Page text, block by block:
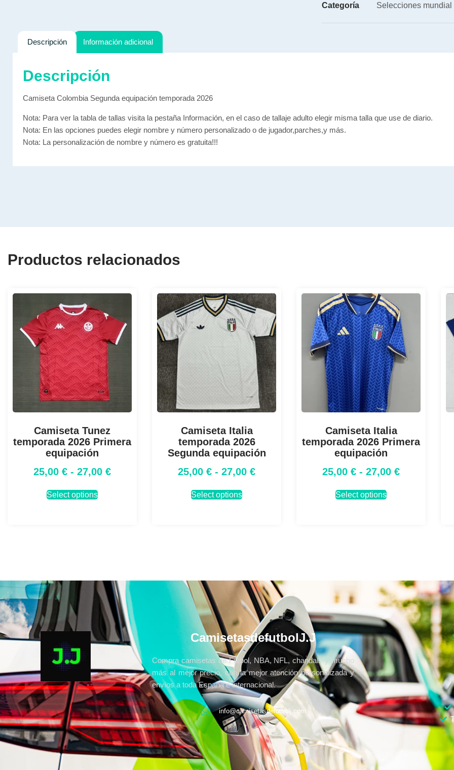
Categoría
Selecciones
Descripción Información adicional
Descripción
Camiseta Colombia Segunda equipación temporada 2026
Nota: Para ver la tabla de tallas visita la pestaña Información, en el caso de tallaje adulto elegir misma talla que use de diario.
Nota: En las opciones puedes elegir nombre y número personalizado o de jugador,parches,y más.
Nota: La personalización de nombre y número es gratuita!!!
Productos relacionados
Camiseta Tunez
temporada 2026 Primera
equipación
25,00 € - 27,00 €
Select options
Camiseta Italia
temporada 2026
Segunda equipación
25,00 € - 27,00 €
Select options
Camiseta Italia
temporada 2026 Primera
equipación
25,00 € - 27,00 €
Select options
CamisetasdefutbolJ.J
Compra camisetas de Fútbol, NBA, NFL, chandals y mucho
más al mejor precio, con la mejor atención personalizada y
envíos a toda España e internacional.
info@camisetasdefutbolj.com